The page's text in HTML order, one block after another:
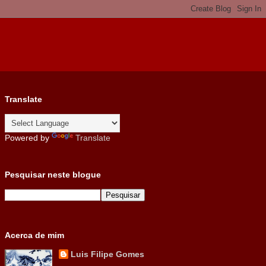
Translate
Powered by Translate
Pesquisar neste blogue
Acerca de mim
Luis Filipe Gomes